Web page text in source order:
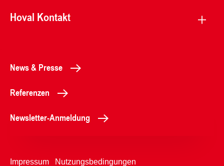
Hoval Kontakt
News & Presse
Referenzen
Newsletter-Anmeldung
Impressum Nutzungsbedingungen